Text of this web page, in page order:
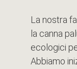
La nostra
la canna
ecologici
Abbiamo